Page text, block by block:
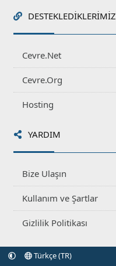
DESTEKLEDIKLERIMIZ
Cevre.Net
Cevre.Org
Hosting
YARDIM
Bize Ulaşın
Kullanım ve Şartlar
Gizlilik Politikası
Türkçe (TR)